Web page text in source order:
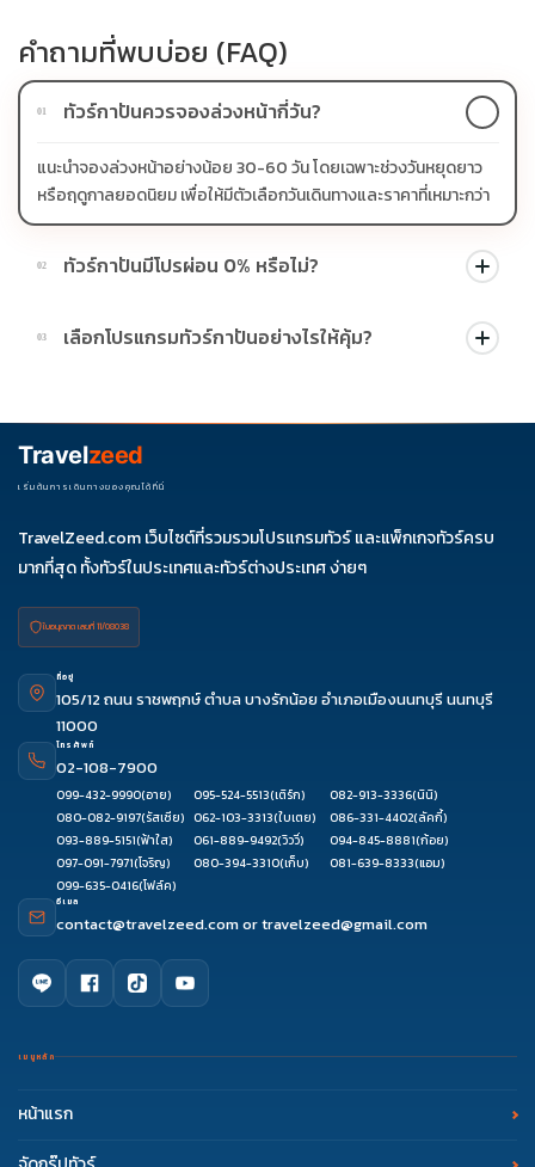
คำถามที่พบบ่อย (FAQ)
01 ทัวร์กาปันควรจองล่วงหน้ากี่วัน?
แนะนำจองล่วงหน้าอย่างน้อย 30-60 วัน โดยเฉพาะช่วงวันหยุดยาว
หรือฤดูกาลยอดนิยม เพื่อให้มีตัวเลือกวันเดินทางและราคาที่เหมาะกว่า
02 ทัวร์กาปันมีโปรผ่อน 0% หรือไม่?
บางโปรแกรมมีโปรผ่อน 0% หรือโปรโมชั่นบัตรเครดิตตามเงื่อนไขที่
บริษัทกำหนด สามารถดูสัญลักษณ์โปรโมชั่นในรายการทัวร์แต่ละ
03 เลือกโปรแกรมทัวร์กาปันอย่างไรให้คุ้ม?
ช่วงราคา ไม่ควรเทียบจากราคาต่ำสุดเพียงอย่างเดียว
Travelzeed
เริ่มต้นการเดินทางของคุณได้ที่นี่
TravelZeed.com เว็บไซต์ที่รวมรวมโปรแกรมทัวร์ และแพ็กเกจทัวร์ครบ
มากที่สุด ทั้งทัวร์ในประเทศและทัวร์ต่างประเทศ ง่ายๆ
ใบอนุญาต เลขที่ 11/08038
ที่อยู่
105/12 ถนน ราชพฤกษ์ ตำบล บางรักน้อย อำเภอเมืองนนทบุรี นนทบุรี
11000
โทรศัพท์
02-108-7900
099-432-9990(อาย) 095-524-5513(เติร์ก) 082-913-3336(นินิ)
080-082-9197(รัสเซีย) 062-103-3313(ใบเตย) 086-331-4402(ลัคกี้)
093-889-5151(ฟ้าใส) 061-889-9492(วิววี่) 094-845-8881(ก้อย)
097-091-7971(โจริญ) 080-394-3310(เก็บ) 081-639-8333(แอม)
099-635-0416(โฟล์ค)
อีเมล
contact@travelzeed.comortravelzeed@gmail.com
เมนูหลัก
หน้าแรก